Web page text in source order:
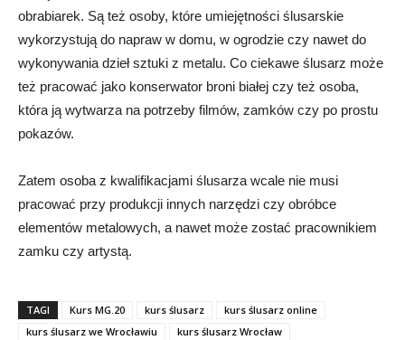
obrabiarek. Są też osoby, które umiejętności ślusarskie
wykorzystują do napraw w domu, w ogrodzie czy nawet do
wykonywania dzieł sztuki z metalu. Co ciekawe ślusarz może
też pracować jako konserwator broni białej czy też osoba,
która ją wytwarza na potrzeby filmów, zamków czy po prostu
pokazów.
Zatem osoba z kwalifikacjami ślusarza wcale nie musi
pracować przy produkcji innych narzędzi czy obróbce
elementów metalowych, a nawet może zostać pracownikiem
zamku czy artystą.
TAGI Kurs MG.20 kurs ślusarz
kurs ślusarz online
kurs ślusarz we Wrocławiu
kurs ślusarz Wrocław